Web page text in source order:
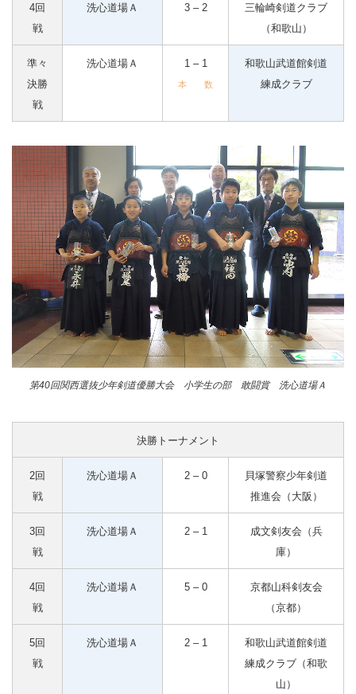
4回
戦
洗心道場Ａ 3 – 2
三輪崎剣道クラブ
（和歌山）
準々
決勝
戦
洗心道場Ａ 1 – 1
本 数
和歌山武道館剣道
練成クラブ
第40回関西選抜少年剣道優勝大会 小学生の部 敢闘賞 洗心道場Ａ
決勝トーナメント
2回
戦
洗心道場Ａ 2 – 0
貝塚警察少年剣道
推進会（大阪）
3回
戦
洗心道場Ａ 2 – 1
成文剣友会（兵
庫）
4回
戦
洗心道場Ａ 5 – 0
京都山科剣友会
（京都）
5回
戦
洗心道場Ａ 2 – 1
和歌山武道館剣道
練成クラブ（和歌
山）